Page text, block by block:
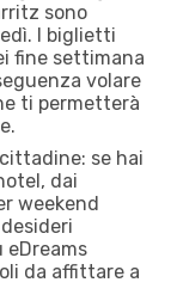
sono
I biglietti
fine settimana
volare
ti permetterà
se hai
dai
weekend
eDreams
da affittare a